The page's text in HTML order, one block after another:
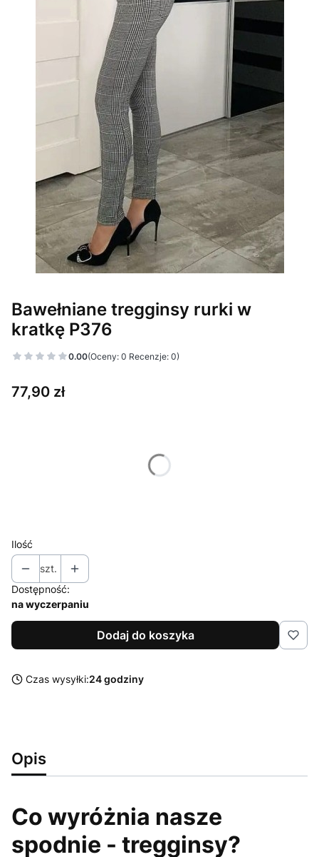
Bawełniane tregginsy rurki w
kratkę P376
0.00(Oceny: 0 Recenzje: 0)
Cena
77,90 zł
Poszczególne warianty mogą różnić się ceną
Ilość
szt.
Dostępność:
na wyczerpaniu
Dodaj do koszyka
Czas wysyłki:24 godziny
Opis
Co wyróżnia nasze
spodnie - tregginsy?